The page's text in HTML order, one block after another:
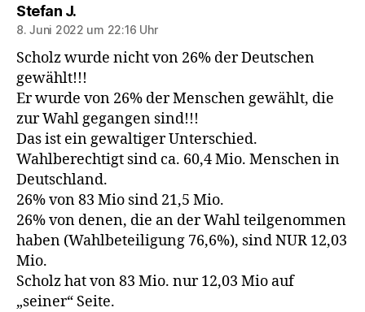
Stefan J.sagt:
8. Juni 2022 um 22:16 Uhr
Scholz wurde nicht von 26% der Deutschen
gewählt!!!
Er wurde von 26% der Menschen gewählt, die
zur Wahl gegangen sind!!!
Das ist ein gewaltiger Unterschied.
Wahlberechtigt sind ca. 60,4 Mio. Menschen in
Deutschland.
26% von 83 Mio sind 21,5 Mio.
26% von denen, die an der Wahl teilgenommen
haben (Wahlbeteiligung 76,6%), sind NUR 12,03
Mio.
Scholz hat von 83 Mio. nur 12,03 Mio auf
„seiner“ Seite.